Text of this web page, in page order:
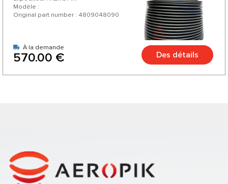
Modèle :
Original part number : 4809048090
À la demande
570.00 € Des détails